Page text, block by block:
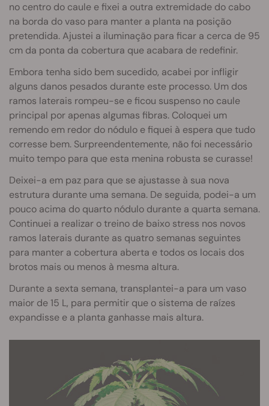
no centro do caule e fixei a outra extremidade do cabo
na borda do vaso para manter a planta na posição
pretendida. Ajustei a iluminação para ficar a cerca de 95
cm da ponta da cobertura que acabara de redefinir.
Embora tenha sido bem sucedido, acabei por infligir
alguns danos pesados durante este processo. Um dos
ramos laterais rompeu-se e ficou suspenso no caule
principal por apenas algumas fibras. Coloquei um
remendo em redor do nódulo e fiquei à espera que tudo
corresse bem. Surpreendentemente, não foi necessário
muito tempo para que esta menina robusta se curasse!
Deixei-a em paz para que se ajustasse à sua nova
estrutura durante uma semana. De seguida, podei-a um
pouco acima do quarto nódulo durante a quarta semana.
Continuei a realizar o treino de baixo stress nos novos
ramos laterais durante as quatro semanas seguintes
para manter a cobertura aberta e todos os locais dos
brotos mais ou menos à mesma altura.
Durante a sexta semana, transplantei-a para um vaso
maior de 15 L, para permitir que o sistema de raízes
expandisse e a planta ganhasse mais altura.